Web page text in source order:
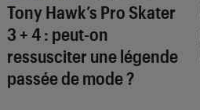
Tony Hawk’s Pro Skater
3 + 4: peut-on
ressusciter une légende
passée de mode ?